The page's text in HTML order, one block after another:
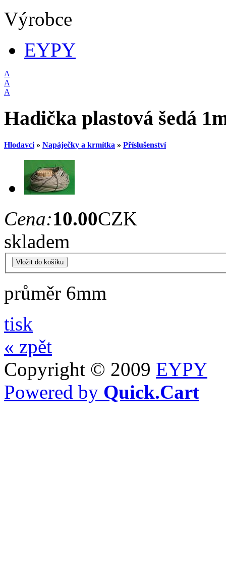
Výrobce
EYPY
A
A
A
Hadička plastová šedá
Hlodavci » Napáječky a krmítka » Příslušenství
Cena:10.00CZK
skladem
průměr 6mm
tisk
« zpět
Copyright © 2009 EYPY
Powered by Quick.Cart